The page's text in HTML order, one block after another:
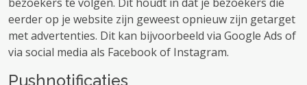
eerder op je website zijn geweest opnieuw zijn getarget
met advertenties. Dit kan bijvoorbeeld via Google Ads of
via social media als Facebook of Instagram.
Pushnotificaties